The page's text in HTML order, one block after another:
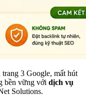
trang 3 Google, mất hút
bền vững với dịch vụ
Solutions.